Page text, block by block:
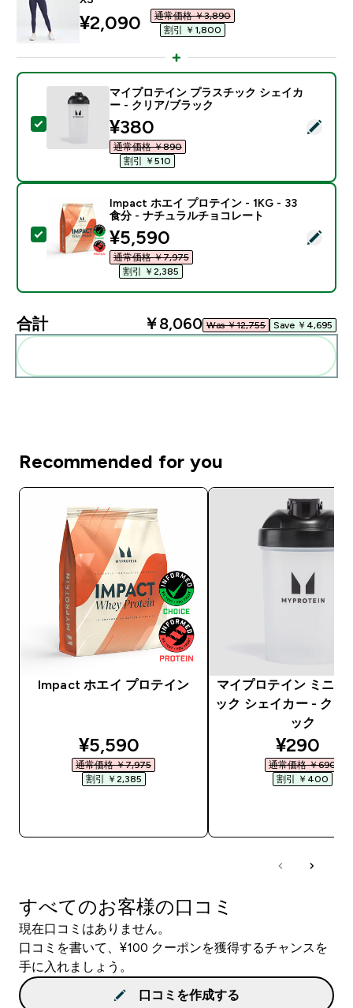
discounted price
¥2,090‎
通常価格 ￥3,890‎
割引 ￥1,800‎
この商品を選択 - マイプロテイン プラスチック シェ
マイプロテイン プラスチック シェイカ
ー - クリア/ブラック
discounted price
¥380‎
通常価格 ￥890‎
割引 ￥510‎
この商品を選択 - Impact ホエイ プロテイン - 1KG -
Impact ホエイ プロテイン - 1KG - 33
食分 - ナチュラルチョコレート
discounted price
¥5,590‎
通常価格 ￥7,975‎
割引 ￥2,385‎
合計 ￥8,060‎ Was ￥12,755‎ Save ￥4,695‎
Recommended for you
Impact ホエイ プロテイン
discounted price
¥5,590‎
通常価格 ￥7,975‎
割引 ￥2,385‎
マイプロテイン ミニ
ック シェイカー - クリ
ック
¥290‎
通常価格 ￥690‎
割引 ￥400‎
すべてのお客様の口コミ
現在口コミはありません。
口コミを書いて、¥100 クーポンを獲得するチャンスを
手に入れましょう。
口コミを作成する